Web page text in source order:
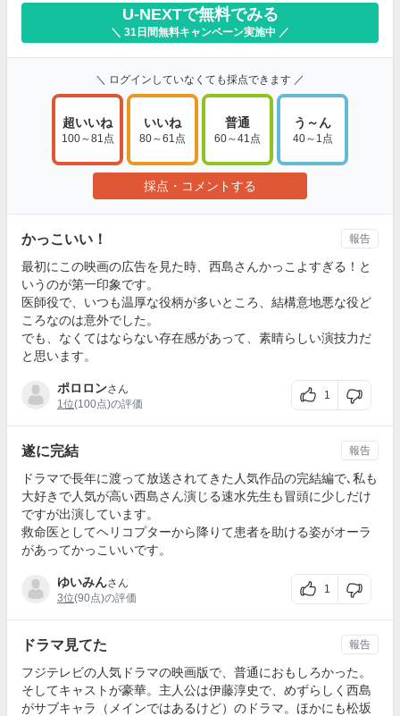
U-NEXTで無料でみる
＼ 31日間無料キャンペーン実施中 ／
＼ ログインしていなくても採点できます ／
超いいね
100～81点
いいね
80～61点
普通
60～41点
う～ん
40～1点
採点・コメントする
かっこいい！
最初にこの映画の広告を見た時、西島さんかっこよすぎる！と
いうのが第一印象です。
医師役で、いつも温厚な役柄が多いところ、結構意地悪な役ど
ころなのは意外でした。
でも、なくてはならない存在感があって、素晴らしい演技力だ
と思います。
ポロロンさん
1位(100点)の評価
1
報告
遂に完結
ドラマで長年に渡って放送されてきた人気作品の完結編で､私も
大好きで人気が高い西島さん演じる速水先生も冒頭に少しだけ
ですが出演しています。
救命医としてヘリコプターから降りて患者を助ける姿がオーラ
があってかっこいいです。
ゆいみんさん
3位(90点)の評価
1
報告
ドラマ見てた
フジテレビの人気ドラマの映画版で、普通におもしろかった。
そしてキャストが豪華。主人公は伊藤淳史で、めずらしく西島
がサブキャラ（メインではあるけど）のドラマ。ほかにも松坂
報告